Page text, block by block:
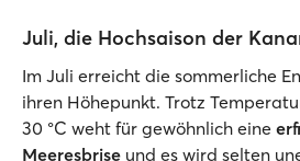
Juli, die Hochsaison der
Im Juli erreicht die sommerliche
ihren Höhepunkt. Trotz
30 °C weht für gewöhnlich eine
Meeresbrise und es wird selten